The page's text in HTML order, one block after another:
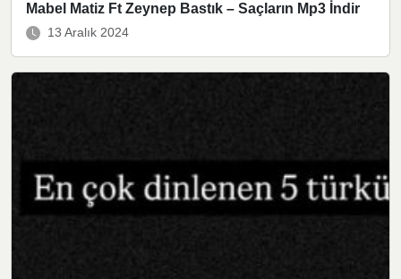
Mabel Matiz Ft Zeynep Bastık – Saçların Mp3 İndir
13 Aralık 2024